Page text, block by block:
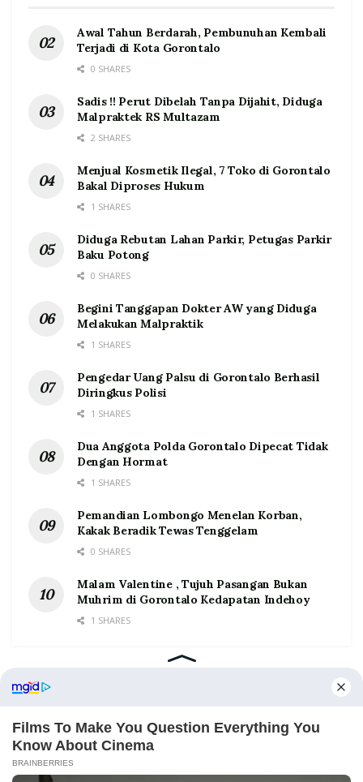
Awal Tahun Berdarah, Pembunuhan Kembali
Terjadi di Kota Gorontalo
0 SHARES
Sadis !! Perut Dibelah Tanpa Dijahit, Diduga
Malpraktek RS Multazam
2 SHARES
Menjual Kosmetik Ilegal, 7 Toko di Gorontalo
Bakal Diproses Hukum
1 SHARES
Diduga Rebutan Lahan Parkir, Petugas Parkir
Baku Potong
0 SHARES
Begini Tanggapan Dokter AW yang Diduga
Melakukan Malpraktik
1 SHARES
Pengedar Uang Palsu di Gorontalo Berhasil
Diringkus Polisi
1 SHARES
Dua Anggota Polda Gorontalo Dipecat Tidak
Dengan Hormat
1 SHARES
Pemandian Lombongo Menelan Korban,
Kakak Beradik Tewas Tenggelam
0 SHARES
Malam Valentine , Tujuh Pasangan Bukan
Muhrim di Gorontalo Kedapatan Indehoy
1 SHARES
Home Tentang Kontak Redaksi Pedoman Media Siber